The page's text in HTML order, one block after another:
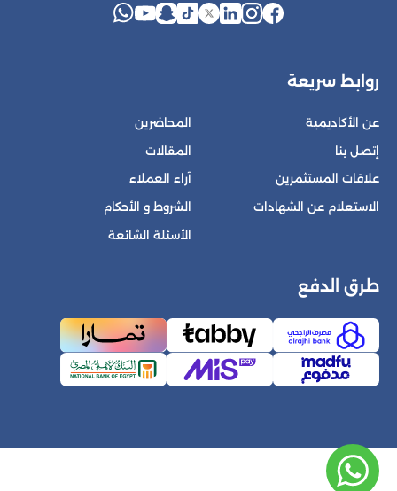
روابط سريعة
عن الأكاديمية
إتصل بنا
علاقات المستثمرين
الاستعلام عن الشهادات
المحاضرين
المقالات
آراء العملاء
الشروط و الأحكام
الأسئلة الشائعة
طرق الدفع